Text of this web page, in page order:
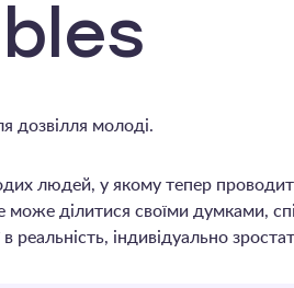
дозвілля молоді.
людей, у якому тепер
ділитися своїми думками,
реальність, індивідуально